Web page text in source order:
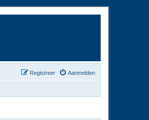
Aanmelden
Registreer